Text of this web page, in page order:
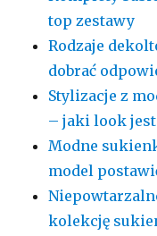
top zestawy
Rodzaje
dobrać
Stylizacje z
– jaki look jest
Modne
model
kolekcję